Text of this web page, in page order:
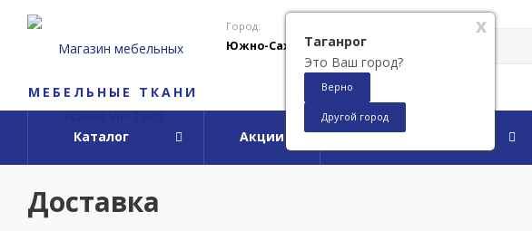
МЕБЕЛЬНЫЕ ТКАНИ
Город:
Южно-Сахалинск
Каталог Акции О компании
x
Таганрог
Это Ваш город?
Верно
Другой город
Доставка